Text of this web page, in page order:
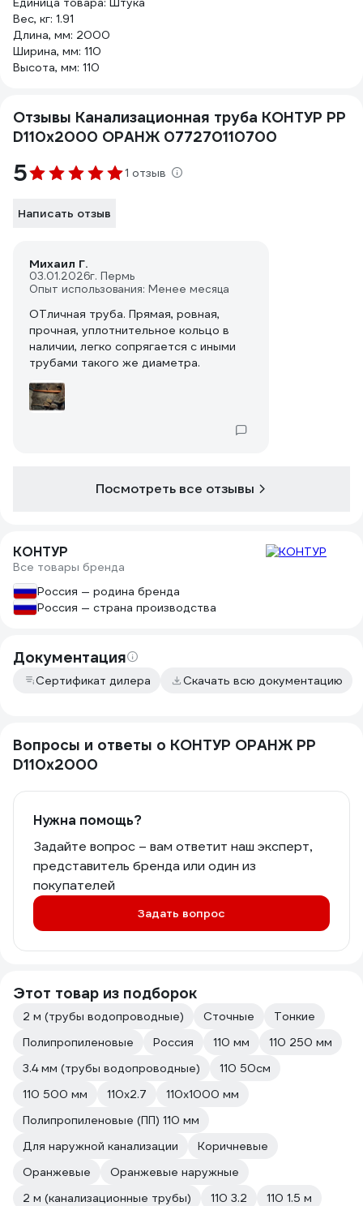
Вес, кг: 1.91
Длина, мм: 2000
Ширина, мм: 110
Высота, мм: 110
Отзывы Канализационная труба КОНТУР РР
D110x2000 ОРАНЖ 077270110700
5 1 отзыв
Написать отзыв
Михаил Г.
03.01.2026г. Пермь
Опыт использования: Менее месяца
ОТличная труба. Прямая, ровная,
прочная, уплотнительное кольцо в
наличии, легко сопрягается с иными
трубами такого же диаметра.
Посмотреть все отзывы
КОНТУР
Все товары бренда
Россия — родина бренда
Россия — страна производства
Документация
Сертификат дилера Скачать всю документацию
Вопросы и ответы о КОНТУР ОРАНЖ РР
D110x2000
Нужна помощь?
Задайте вопрос – вам ответит наш эксперт,
представитель бренда или один из
покупателей
Задать вопрос
Этот товар из подборок
2 м (трубы водопроводные) Сточные
Тонкие
Полипропиленовые
Россия 110 мм
110 250 мм
3.4 мм (трубы водопроводные)
110 50см
110 500 мм
110х2.7
110х1000 мм
Полипропиленовые (ПП) 110 мм
Для наружной канализации
Коричневые
Оранжевые
Оранжевые наружные
2 м (канализационные трубы)
110 3.2
110 1.5 м